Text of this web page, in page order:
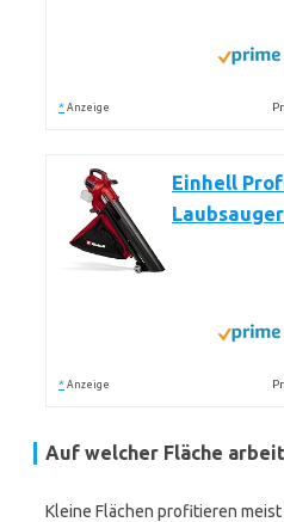
* Anzeige
Einhell
* Anzeige
Auf welcher Fläche
Kleine Flächen profitieren meist